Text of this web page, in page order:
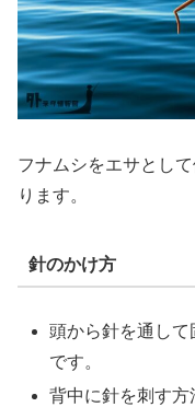
フナムシをエサとし
ります。
針のかけ方
頭から針を通し
です。
背中に針を刺す